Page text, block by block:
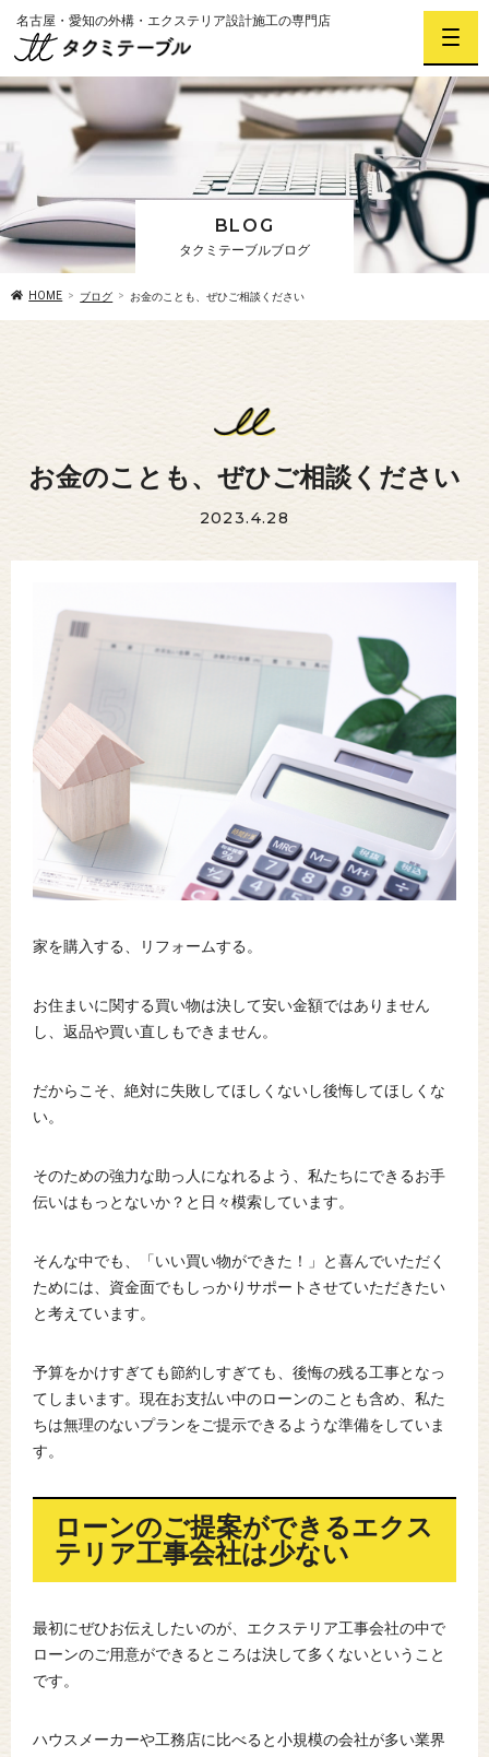
名古屋・愛知の外構・エクステリア設計施工の専門店
BLOG
タクミテーブルブログ
HOME ブログ お金のことも、ぜひご相談ください
お金のことも、ぜひご相談ください
2023.4.28
家を購入する、リフォームする。
お住まいに関する買い物は決して安い金額ではありません
し、返品や買い直しもできません。
だからこそ、絶対に失敗してほしくないし後悔してほしくな
い。
そのための強力な助っ人になれるよう、私たちにできるお手
伝いはもっとないか？と日々模索しています。
そんな中でも、「いい買い物ができた！」と喜んでいただく
ためには、資金面でもしっかりサポートさせていただきたい
と考えています。
予算をかけすぎても節約しすぎても、後悔の残る工事となっ
てしまいます。現在お支払い中のローンのことも含め、私た
ちは無理のないプランをご提示できるような準備をしていま
す。
ローンのご提案ができるエクス
テリア工事会社は少ない
最初にぜひお伝えしたいのが、エクステリア工事会社の中で
ローンのご用意ができるところは決して多くないということ
です。
ハウスメーカーや工務店に比べると小規模の会社が多い業界